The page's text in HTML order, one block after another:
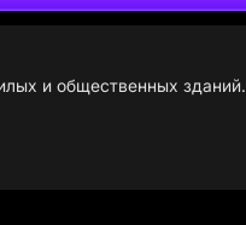
и общественных зданий.